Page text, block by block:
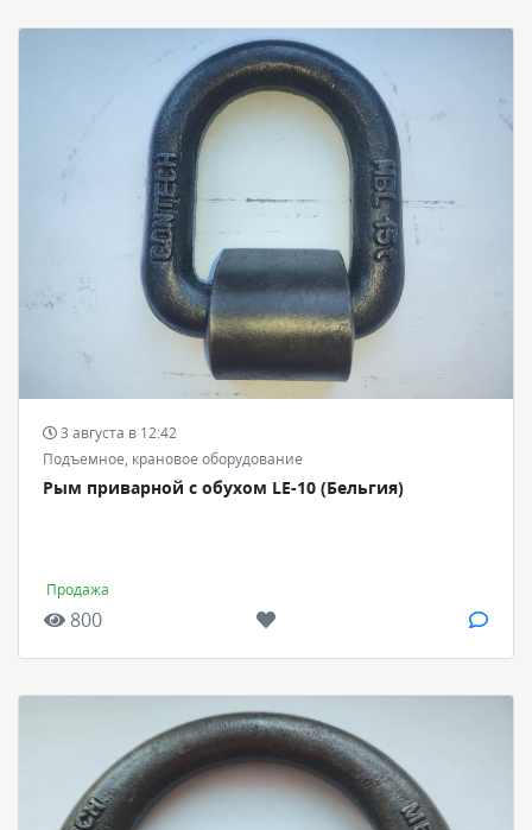
3 августа в 12:42
Подъемное, крановое оборудование
Рым приварной с обухом LE-10 (Бельгия)
Продажа
800